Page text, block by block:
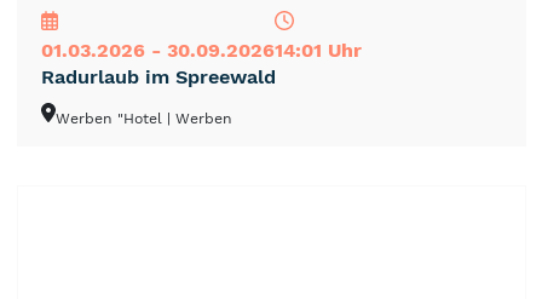
01.03.2026 - 30.09.202614:01 Uhr
Radurlaub im Spreewald
Werben "Hotel | Werben